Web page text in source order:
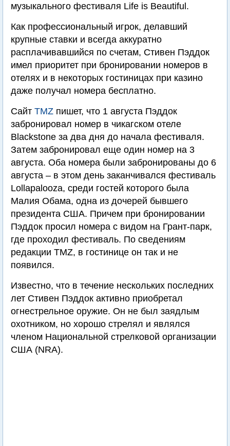
музыкального фестиваля Life is Beautiful.
Как профессиональный игрок, делавший
крупные ставки и всегда аккуратно
расплачивавшийся по счетам, Стивен Пэддок
имел приоритет при бронировании номеров в
отелях и в некоторых гостиницах при казино
даже получал номера бесплатно.
Сайт TMZ пишет, что 1 августа Пэддок
забронировал номер в чикагском отеле
Blackstone за два дня до начала фестиваля.
Затем забронировал еще один номер на 3
августа. Оба номера были забронированы до 6
августа – в этом день заканчивался фестиваль
Lollapalooza, среди гостей которого была
Малия Обама, одна из дочерей бывшего
президента США. Причем при бронировании
Пэддок просил номера с видом на Грант-парк,
где проходил фестиваль. По сведениям
редакции TMZ, в гостинице он так и не
появился.
Известно, что в течение нескольких последних
лет Стивен Пэддок активно приобретал
огнестрельное оружие. Он не был заядлым
охотником, но хорошо стрелял и являлся
членом Национальной стрелковой организации
США (NRA).